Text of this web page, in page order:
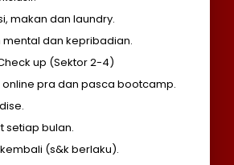
makan dan laundry.
dan kepribadian.
up (Sektor 2-4)
online pra dan pasca bootcamp.
setiap bulan.
(s&k berlaku).